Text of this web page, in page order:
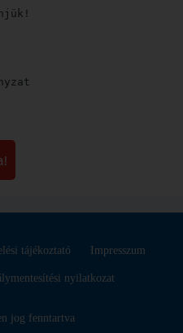
jog fenntartva
tájékoztató Impresszum
nyilatkozat